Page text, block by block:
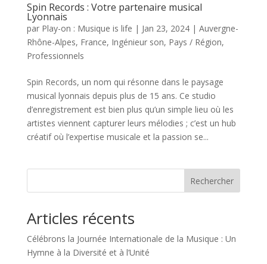
Spin Records : Votre partenaire musical
Lyonnais
par Play-on : Musique is life | Jan 23, 2024| Auvergne-
Rhône-Alpes, France, Ingénieur son, Pays / Région,
Professionnels
Spin Records, un nom qui résonne dans le paysage
musical lyonnais depuis plus de 15 ans. Ce studio
d’enregistrement est bien plus qu’un simple lieu où les
artistes viennent capturer leurs mélodies ; c’est un hub
créatif où l’expertise musicale et la passion se...
Rechercher
Articles récents
Célébrons la Journée Internationale de la Musique : Un
Hymne à la Diversité et à l’Unité